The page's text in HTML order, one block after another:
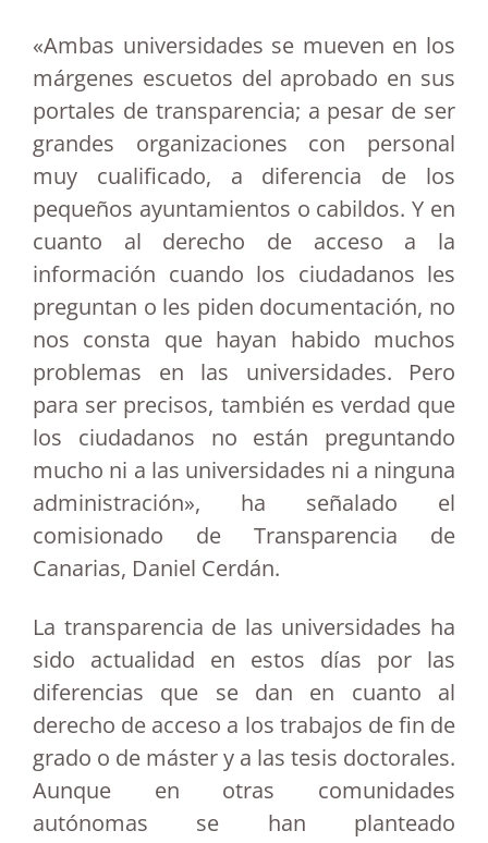
«Ambas universidades se mueven en los
márgenes escuetos del aprobado en sus
portales de transparencia; a pesar de ser
grandes organizaciones con personal
muy cualificado, a diferencia de los
pequeños ayuntamientos o cabildos. Y en
cuanto al derecho de acceso a la
información cuando los ciudadanos les
preguntan o les piden documentación, no
nos consta que hayan habido muchos
problemas en las universidades. Pero
para ser precisos, también es verdad que
los ciudadanos no están preguntando
mucho ni a las universidades ni a ninguna
administración», ha señalado el
comisionado de Transparencia de
Canarias, Daniel Cerdán.
La transparencia de las universidades ha
sido actualidad en estos días por las
diferencias que se dan en cuanto al
derecho de acceso a los trabajos de fin de
grado o de máster y a las tesis doctorales.
Aunque en otras comunidades
autónomas se han planteado